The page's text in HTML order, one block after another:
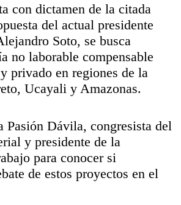
con dictamen de la citada
del actual presidente
Soto, se busca
no laborable compensable
privado en regiones de la
Ucayali y Amazonas.
Pasión Dávila, congresista del
y presidente de la
para conocer si
de estos proyectos en el